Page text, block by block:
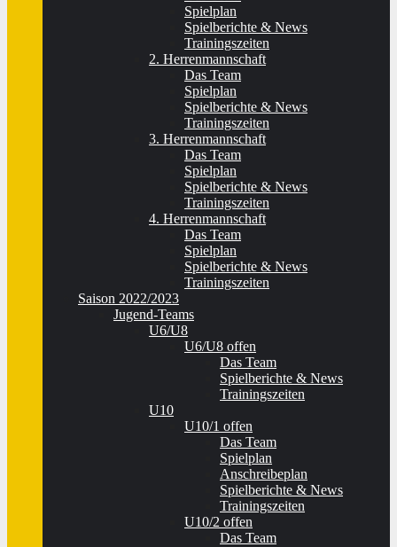
Spielplan
Spielberichte & News
Trainingszeiten
2. Herrenmannschaft
Das Team
Spielplan
Spielberichte & News
Trainingszeiten
3. Herrenmannschaft
Das Team
Spielplan
Spielberichte & News
Trainingszeiten
4. Herrenmannschaft
Das Team
Spielplan
Spielberichte & News
Trainingszeiten
Saison 2022/2023
Jugend-Teams
U6/U8
U6/U8 offen
Das Team
Spielberichte & News
Trainingszeiten
U10
U10/1 offen
Das Team
Spielplan
Anschreibeplan
Spielberichte & News
Trainingszeiten
U10/2 offen
Das Team